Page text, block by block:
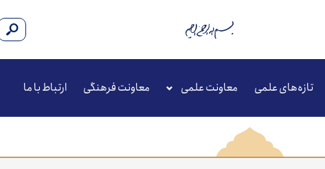
تازه‌های علمی معاونت علمی معاونت فرهنگی ارتباط با ما